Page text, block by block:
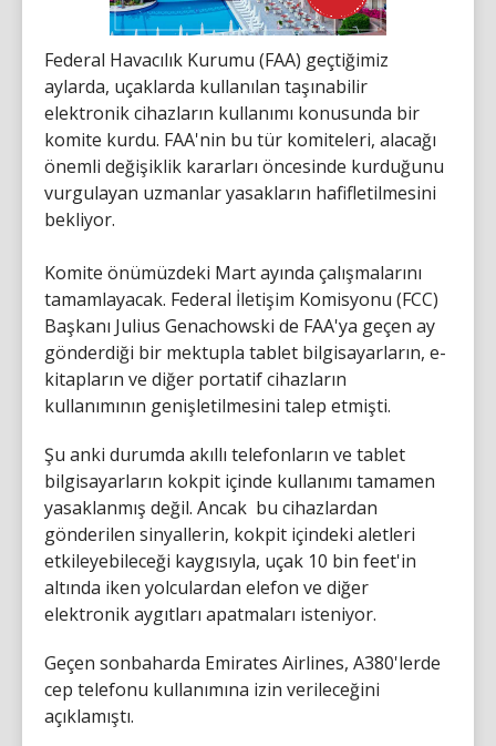
Federal Havacılık Kurumu (FAA) geçtiğimiz
aylarda, uçaklarda kullanılan taşınabilir
elektronik cihazların kullanımı konusunda bir
komite kurdu. FAA'nin bu tür komiteleri, alacağı
önemli değişiklik kararları öncesinde kurduğunu
vurgulayan uzmanlar yasakların hafifletilmesini
bekliyor.
Komite önümüzdeki Mart ayında çalışmalarını
tamamlayacak. Federal İletişim Komisyonu (FCC)
Başkanı Julius Genachowski de FAA'ya geçen ay
gönderdiği bir mektupla tablet bilgisayarların, e-
kitapların ve diğer portatif cihazların
kullanımının genişletilmesini talep etmişti.
Şu anki durumda akıllı telefonların ve tablet
bilgisayarların kokpit içinde kullanımı tamamen
yasaklanmış değil. Ancak bu cihazlardan
gönderilen sinyallerin, kokpit içindeki aletleri
etkileyebileceği kaygısıyla, uçak 10 bin feet'in
altında iken yolculardan elefon ve diğer
elektronik aygıtları apatmaları isteniyor.
Geçen sonbaharda Emirates Airlines, A380'lerde
cep telefonu kullanımına izin verileceğini
açıklamıştı.